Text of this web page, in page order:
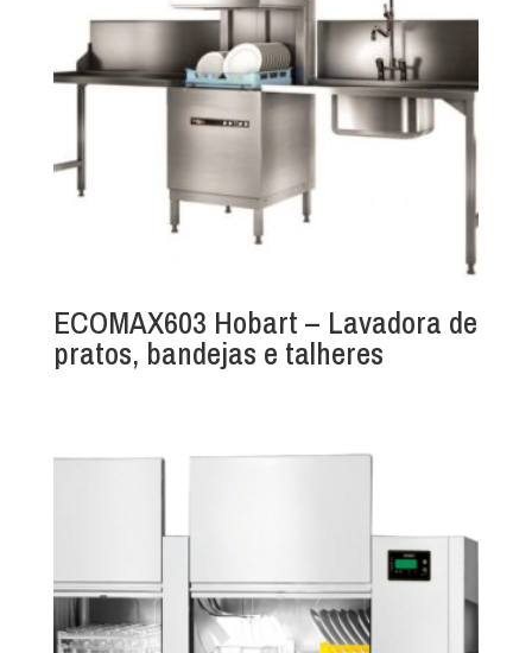
ECOMAX603 Hobart – Lavadora de
pratos, bandejas e talheres